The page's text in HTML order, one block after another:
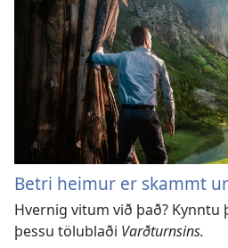
Betri heimur er skammt
Hvernig vitum við það? Kynntu
þessu tölublaði Varðturnsins.